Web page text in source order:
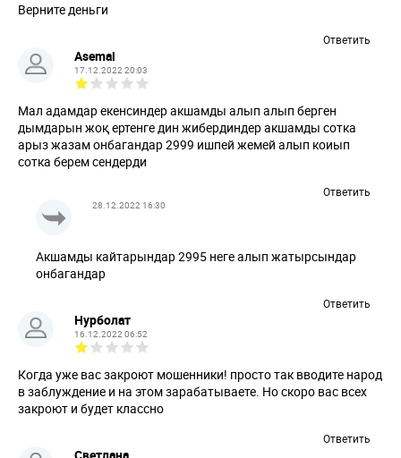
Верните деньги
Ответить
Asemai
17.12.2022 20:03
Мал адамдар екенсиндер акшамды алып алып берген
дымдарын жоқ ертенге дин жибердиндер акшамды сотка
арыз жазам онбагандар 2999 ишпей жемей алып коиып
сотка берем сендерди
Ответить
28.12.2022 16:30
Акшамды кайтарындар 2995 неге алып жатырсындар
онбагандар
Ответить
Нурболат
16.12.2022 06:52
Когда уже вас закроют мошенники! просто так вводите народ
в заблуждение и на этом зарабатываете. Но скоро вас всех
закроют и будет классно
Ответить